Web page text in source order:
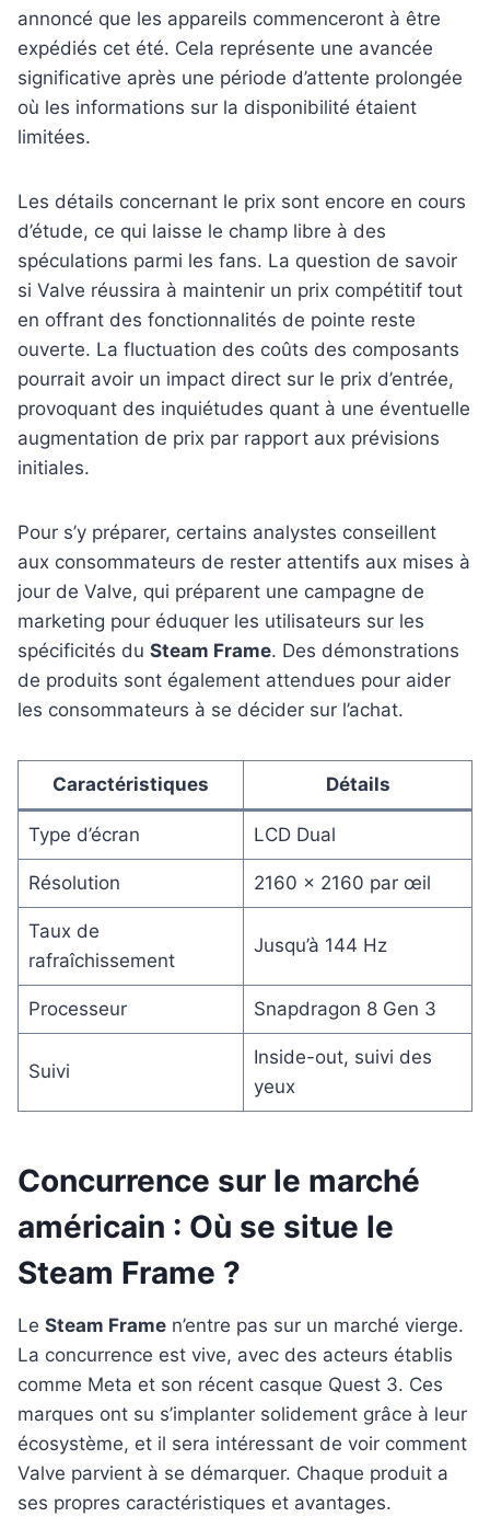
annoncé que les appareils commenceront à être
expédiés cet été. Cela représente une avancée
significative après une période d’attente prolongée
où les informations sur la disponibilité étaient
limitées.
Les détails concernant le prix sont encore en cours
d’étude, ce qui laisse le champ libre à des
spéculations parmi les fans. La question de savoir
si Valve réussira à maintenir un prix compétitif tout
en offrant des fonctionnalités de pointe reste
ouverte. La fluctuation des coûts des composants
pourrait avoir un impact direct sur le prix d’entrée,
provoquant des inquiétudes quant à une éventuelle
augmentation de prix par rapport aux prévisions
initiales.
Pour s’y préparer, certains analystes conseillent
aux consommateurs de rester attentifs aux mises à
jour de Valve, qui préparent une campagne de
marketing pour éduquer les utilisateurs sur les
spécificités du Steam Frame. Des démonstrations
de produits sont également attendues pour aider
les consommateurs à se décider sur l’achat.
Caractéristiques Détails
Type d’écran LCD Dual
Résolution 2160 × 2160 par œil
Taux de
rafraîchissement
Jusqu’à 144 Hz
Processeur Snapdragon 8 Gen 3
Suivi
Inside-out, suivi des
yeux
Concurrence sur le marché
américain : Où se situe le
Steam Frame ?
Le Steam Frame n’entre pas sur un marché vierge.
La concurrence est vive, avec des acteurs établis
comme Meta et son récent casque Quest 3. Ces
marques ont su s’implanter solidement grâce à leur
écosystème, et il sera intéressant de voir comment
Valve parvient à se démarquer. Chaque produit a
ses propres caractéristiques et avantages.